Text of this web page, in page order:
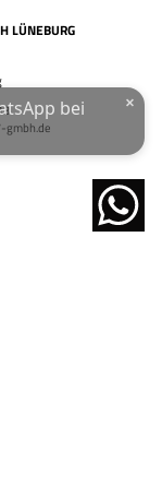
LÜNEBURG
gmbh.de
bei
×
gelesen.